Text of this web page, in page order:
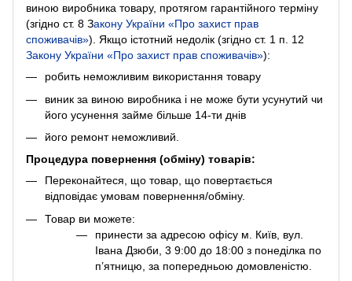
виною виробника товару, протягом гарантійного терміну
(згідно ст. 8 Закону України «Про захист прав
споживачів»). Якщо істотний недолік (згідно ст. 1 п. 12
Закону України «Про захист прав споживачів»):
робить неможливим використання товару
виник за виною виробника і не може бути усунутий чи
його усунення займе більше 14-ти днів
його ремонт неможливий.
Процедура повернення (обміну) товарів:
Переконайтеся, що товар, що повертається
відповідає умовам повернення/обміну.
Товар ви можете:
принести за адресою офісу м. Київ, вул.
Івана Дзюби, 3 9:00 до 18:00 з понеділка по
п’ятницю, за попередньою домовленістю.